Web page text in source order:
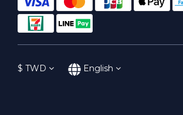
$ TWD English